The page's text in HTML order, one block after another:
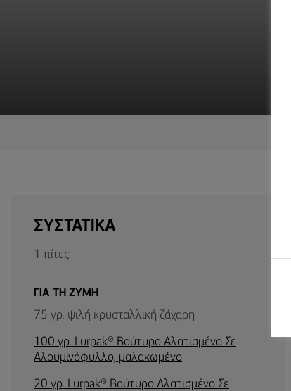
ΕΠΙΚΟΙΝΩΝΙΑ
(Greek)
ΣΥΣΤΑΤΙΚΑ
1 πίτες
ΓΙΑ ΤΗ ΖΥΜΗ
75 γρ. ψιλή κρυσταλλική ζάχαρη
100 γρ. Lurpak® Βούτυρο Αλατισμένο Σε
Αλουμινόφυλλο, μαλακωμένο
20 γρ. Lurpak® Βούτυρο Αλατισμένο Σε